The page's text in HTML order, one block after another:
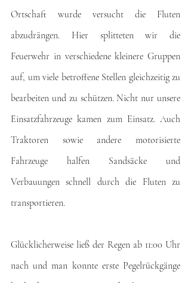
Ortschaft wurde versucht die Fluten
abzudrängen. Hier splitteten wir die
Feuerwehr in verschiedene kleinere Gruppen
auf, um viele betroffene Stellen gleichzeitig zu
bearbeiten und zu schützen. Nicht nur unsere
Einsatzfahrzeuge kamen zum Einsatz. Auch
Traktoren sowie andere motorisierte
Fahrzeuge halfen Sandsäcke und
Verbauungen schnell durch die Fluten zu
transportieren.
Glücklicherweise ließ der Regen ab 11:00 Uhr
nach und man konnte erste Pegelrückgänge